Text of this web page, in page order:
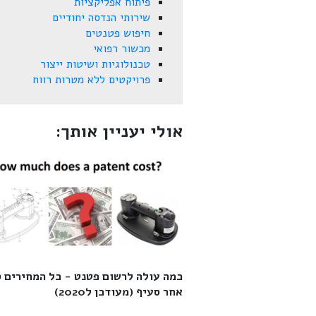
שירותי הנדסה יחודיים
חיפוש פטנטים
מכשור רפואי
טכנולוגיות ושיטות ייצור
פרויקטים ללא מטרות רווח
אולי יעניין אותך:
כמה עולה לרשום פטנט - כל המחירים
אחר סעיף (מעודכן ל2020)‎